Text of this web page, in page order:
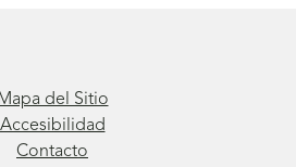
Mapa del Sitio
Accesibilidad
Contacto